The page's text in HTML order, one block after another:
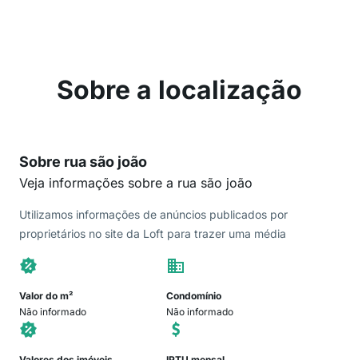
Sobre a localização
Sobre rua são joão
Veja informações sobre a rua são joão
Utilizamos informações de anúncios publicados por
proprietários no site da Loft para trazer uma média
Valor do m²
Não informado
Condomínio
Não informado